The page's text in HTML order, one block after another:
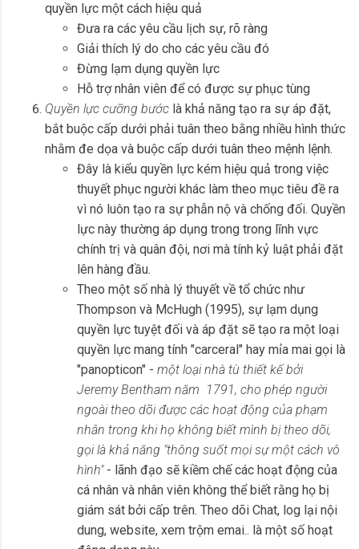
quyền lực một cách hiệu quả
Đưa ra các yêu cầu lịch sự, rõ ràng
Giải thích lý do cho các yêu cầu đó
Đừng lạm dụng quyền lực
Hỗ trợ nhân viên để có được sự phục tùng
Quyền lực cưỡng bước là khả năng tạo ra sự áp đặt,
bắt buộc cấp dưới phải tuân theo bằng nhiều hình thức
nhằm đe dọa và buộc cấp dưới tuân theo mệnh lệnh.
Đây là kiểu quyền lực kém hiệu quả trong việc
thuyết phục người khác làm theo mục tiêu đề ra
vì nó luôn tạo ra sự phẫn nộ và chống đối. Quyền
lực này thường áp dụng trong trong lĩnh vực
chính trị và quân đội, nơi mà tính kỷ luật phải đặt
lên hàng đầu.
Theo một số nhà lý thuyết về tổ chức như
Thompson và McHugh (1995), sự lạm dụng
quyền lực tuyệt đối và áp đặt sẽ tạo ra một loại
quyền lực mang tính "carceral" hay mỉa mai gọi là
"panopticon" - một loại nhà tù thiết kế bởi
Jeremy Bentham năm 1791, cho phép người
ngoài theo dõi được các hoạt động của phạm
nhân trong khi họ không biết mình bị theo dõi,
gọi là khả năng "thông suốt mọi sự một cách vô
hình"- lãnh đạo sẽ kiềm chế các hoạt động của
cá nhân và nhân viên không thể biết rằng họ bị
giám sát bởi cấp trên. Theo dõi Chat, log lại nội
dung, website, xem trộm emai.. là một số hoạt